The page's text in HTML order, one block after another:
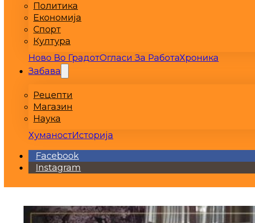
Политика
Економија
Спорт
Култура
Ново Во ГрадотОгласи За РаботаХроника
Забава
Рецепти
Магазин
Наука
ХуманостИсторија
Facebook
Instagram